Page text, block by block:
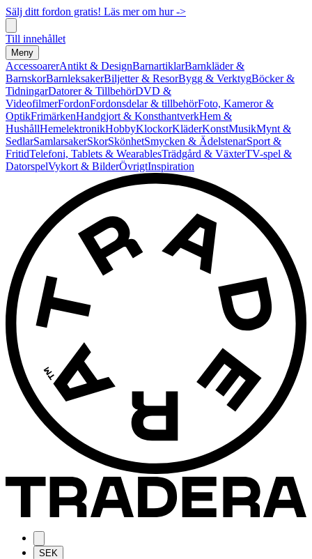
Sälj ditt fordon gratis! Läs mer om hur ->
Till innehållet
Meny
AccessoarerAntikt & DesignBarnartiklarBarnkläder &
BarnskorBarnleksakerBiljetter & ResorBygg & VerktygBöcker &
TidningarDatorer & TillbehörDVD &
VideofilmerFordonFordonsdelar & tillbehörFoto, Kameror &
OptikFrimärkenHandgjort & KonsthantverkHem &
HushållHemelektronikHobbyKlockorKläderKonstMusikMynt &
SedlarSamlarsakerSkorSkönhetSmycken & ÄdelstenarSport &
FritidTelefoni, Tablets & WearablesTrädgård & VäxterTV-spel &
DatorspelVykort & BilderÖvrigtInspiration
SEK